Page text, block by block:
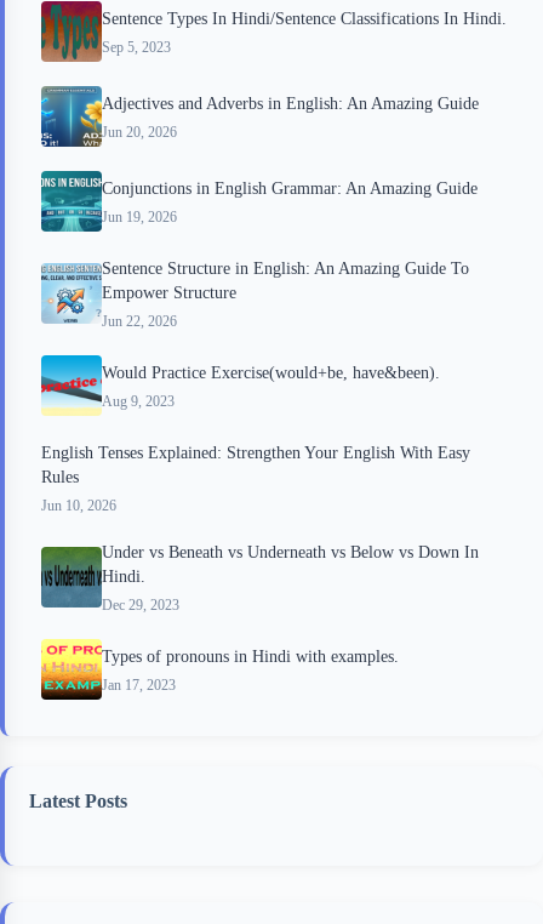
k
r
d
s
Sentence Types In Hindi/Sentence Classifications In Hindi.
Sep 5, 2023
Adjectives and Adverbs in English: An Amazing Guide
Jun 20, 2026
Conjunctions in English Grammar: An Amazing Guide
Jun 19, 2026
Sentence Structure in English: An Amazing Guide To
Empower Structure
Jun 22, 2026
Would Practice Exercise(would+be, have&been).
Aug 9, 2023
English Tenses Explained: Strengthen Your English With Easy
Rules
Jun 10, 2026
Under vs Beneath vs Underneath vs Below vs Down In
Hindi.
Dec 29, 2023
Types of pronouns in Hindi with examples.
Jan 17, 2023
Latest Posts